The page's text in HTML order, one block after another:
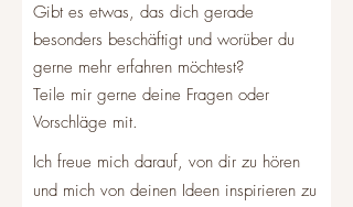
Gibt es etwas, das dich gerade
besonders beschäftigt und worüber du
gerne mehr erfahren möchtest?
Teile mir gerne deine Fragen oder
Vorschläge mit.
Ich freue mich darauf, von dir zu hören
und mich von deinen Ideen inspirieren zu